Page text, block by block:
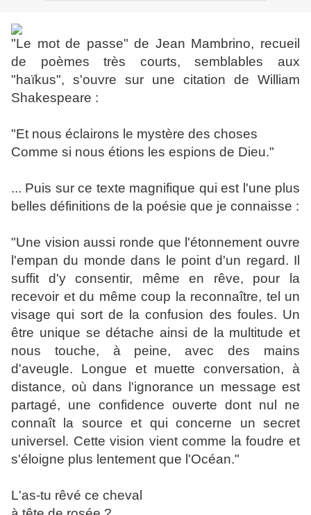
"Le mot de passe" de Jean Mambrino, recueil
de poèmes très courts, semblables aux
"haïkus", s'ouvre sur une citation de William
Shakespeare :
"Et nous éclairons le mystère des choses
Comme si nous étions les espions de Dieu."
... Puis sur ce texte magnifique qui est l'une plus
belles définitions de la poésie que je connaisse :
"Une vision aussi ronde que l'étonnement ouvre
l'empan du monde dans le point d'un regard. Il
suffit d'y consentir, même en rêve, pour la
recevoir et du même coup la reconnaître, tel un
visage qui sort de la confusion des foules. Un
être unique se détache ainsi de la multitude et
nous touche, à peine, avec des mains
d'aveugle. Longue et muette conversation, à
distance, où dans l'ignorance un message est
partagé, une confidence ouverte dont nul ne
connaît la source et qui concerne un secret
universel. Cette vision vient comme la foudre et
s'éloigne plus lentement que l'Océan."
L'as-tu rêvé ce cheval